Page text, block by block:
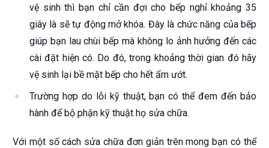
vệ sinh thì bạn chỉ cần đợi cho bếp nghỉ khoảng 35
giây là sẽ tự động mở khóa. Đây là chức năng của bếp
giúp bạn lau chùi bếp mà không lo ảnh hưởng đến các
cài đặt hiện có. Do đó, trong khoảng thời gian đó hãy
vệ sinh lại bề mặt bếp cho hết ẩm ướt.
Trường hợp do lỗi kỹ thuật, bạn có thể đem đến bảo
hành để bộ phận kỹ thuật họ sửa chữa.
Với một số cách sửa chữa đơn giản trên mong bạn có thể